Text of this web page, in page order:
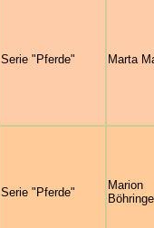
Serie "Pferde" Marta
Serie "Pferde"
Marion